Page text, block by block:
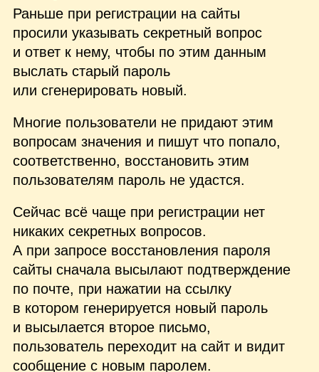
Раньше при регистрации на сайты
просили указывать секретный вопрос
и ответ к нему, чтобы по этим данным
выслать старый пароль
или сгенерировать новый.
Многие пользователи не придают этим
вопросам значения и пишут что попало,
соответственно, восстановить этим
пользователям пароль не удастся.
Сейчас всё чаще при регистрации нет
никаких секретных вопросов.
А при запросе восстановления пароля
сайты сначала высылают подтверждение
по почте, при нажатии на ссылку
в котором генерируется новый пароль
и высылается второе письмо,
пользователь переходит на сайт и видит
сообщение с новым паролем.